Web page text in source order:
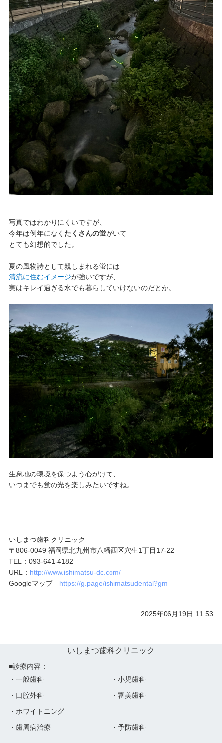
写真ではわかりにくいですが、
今年は例年になく たくさんの蛍がいて
とても幻想的でした。
夏の風物詩として親しまれる蛍には
清流に住むイメージが強いですが、
実はキレイ過ぎる水でも暮らしていけないのだとか。
生息地の環境を保つよう心がけて、
いつまでも蛍の光を楽しみたいですね。
いしまつ歯科クリニック
〒806-0049 福岡県北九州市八幡西区穴生1丁目17-22
TEL：093-641-4182
URL： http://www.ishimatsu-dc.com/
Googleマップ： https://g.page/ishimatsudental?gm
2025年06月19日 11:53
いしまつ歯科クリニック
■診療内容：
・一般歯科
・小児歯科
・口腔外科
・審美歯科
・ホワイトニング
・歯周病治療
・予防歯科